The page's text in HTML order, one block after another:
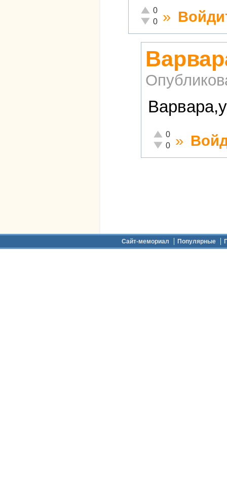
Отлично!
0
Неадекватно!
0 »
Отлично!
0
Неадекватно!
0 »
Сайт-мемориал Популярные